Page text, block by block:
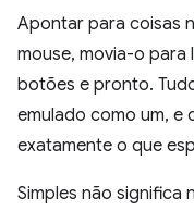
Apontar para coisas
mouse, movia-o para
botões e pronto.
emulado como um, e
exatamente o que
Simples não significa